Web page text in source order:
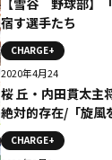
宿す選手たち
CHARGE+
2020年4月24
桜 丘・内田貫太主将（2年＝内野手）
絶対的存在/「旋風
ムCHARGE+